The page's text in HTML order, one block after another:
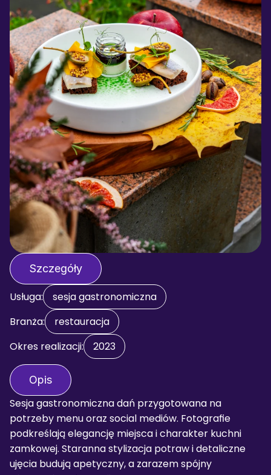
Szczegóły
Usługa:
sesja gastronomiczna
Branża:
restauracja
Okres realizacji:
2023
Opis
Sesja gastronomiczna dań przygotowana na
potrzeby menu oraz social mediów. Fotografie
podkreślają elegancję miejsca i charakter kuchni
zamkowej. Staranna stylizacja potraw i detaliczne
ujęcia budują apetyczny, a zarazem spójny